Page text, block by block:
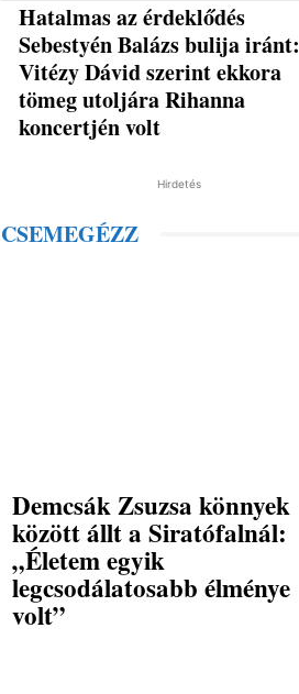
Hatalmas az érdeklődés
Sebestyén Balázs bulija iránt:
Vitézy Dávid szerint ekkora
tömeg utoljára Rihanna
koncertjén volt
Hirdetés
CSEMEGÉZZ
Demcsák Zsuzsa könnyek
között állt a Siratófalnál:
„Életem egyik
legcsodálatosabb élménye
volt”